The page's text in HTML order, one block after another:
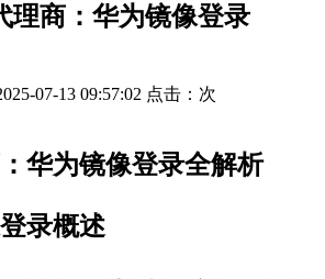
理商：华为镜像登录
07-13 09:57:02 点击： 次
华为镜像登录全解析
录概述